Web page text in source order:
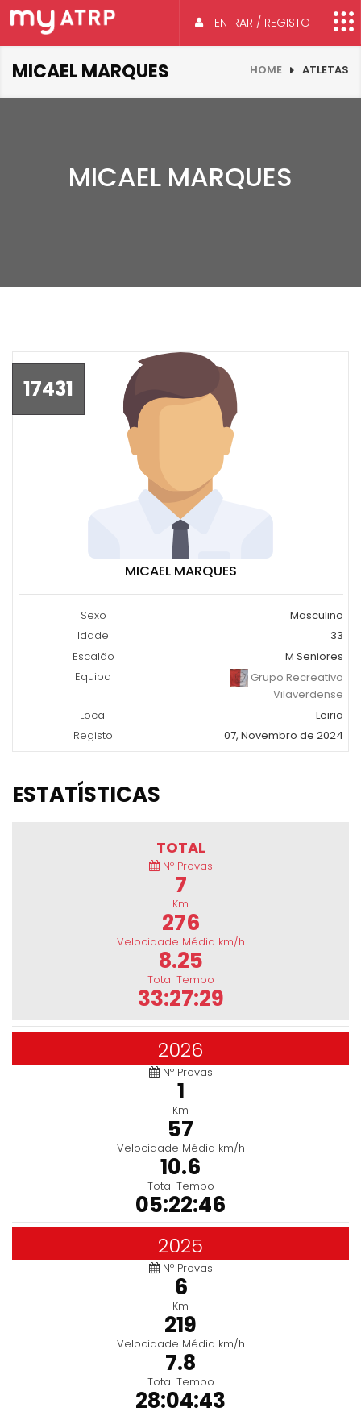
ENTRAR / REGISTO
MICAEL MARQUES HOME ATLETAS
MICAEL MARQUES
17431
MICAEL MARQUES
Sexo
Masculino
Idade
33
Escalão
M Seniores
Equipa
Grupo Recreativo
Vilaverdense
Local
Leiria
Registo
07, Novembro de 2024
ESTATÍSTICAS
TOTAL
Nº Provas
7
Km
276
Velocidade Média km/h
8.25
Total Tempo
33:27:29
2026
Nº Provas
1
Km
57
Velocidade Média km/h
10.6
Total Tempo
05:22:46
2025
Nº Provas
6
Km
219
Velocidade Média km/h
7.8
Total Tempo
28:04:43